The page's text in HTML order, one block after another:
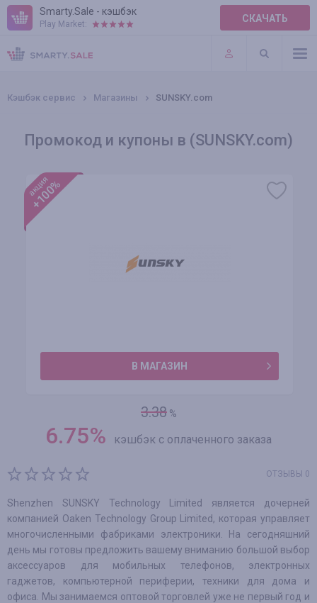
Smarty.Sale - кэшбэк
Play Market: СКАЧАТЬ
ПРАВИЛА
ПЛАГИНЫ
Кэшбэк сервис Магазины SUNSKY.com
Промокод и купоны в (SUNSKY.com)
акция
+100%
В МАГАЗИН
3.38%
6.75% кэшбэк с оплаченного заказа
ОТЗЫВЫ 0
Shenzhen SUNSKY Technology Limited является дочерней
компанией Oaken Technology Group Limited, которая управляет
многочисленными фабриками электроники. На сегодняшний
день мы готовы предложить вашему вниманию большой выбор
аксессуаров для мобильных телефонов, электронных
гаджетов, компьютерной периферии, техники для дома и
офиса. Мы занимаемся оптовой торговлей уже не первый год и